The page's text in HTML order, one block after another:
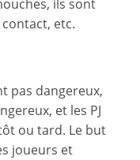
ils sont
etc.
pas dangereux,
et les PJ
ou tard. Le but
joueurs et